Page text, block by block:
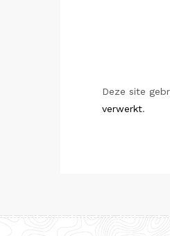
Deze site
verwerkt.